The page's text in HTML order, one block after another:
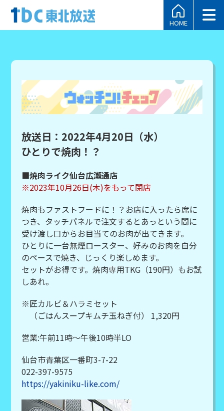
HOME
放送日：2022年4月20日（水）
ひとりで焼肉！？
■焼肉ライク仙台広瀬通店
※2023年10月26日(木)をもって閉店
焼肉もファストフードに！？お店に入ったら席に
つき、タッチパネルで注文するとあっという間に
受け渡し口からお目当てのお肉が出てきます。
ひとりに一台無煙ロースター、好みのお肉を自分
のペースで焼き、じっくり楽しめます。
セットがお得です。焼肉専用TKG（190円）もお試
しあれ。
※匠カルビ＆ハラミセット
（ごはんスープキムチ玉ねぎ付） 1,320円
営業:午前11時～午後10時半LO
仙台市青葉区一番町3-7-22
022-397-9575
https://yakiniku-like.com/